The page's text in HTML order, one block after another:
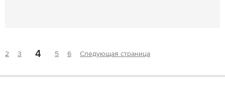
2 3 4 5 6 Следующая страница